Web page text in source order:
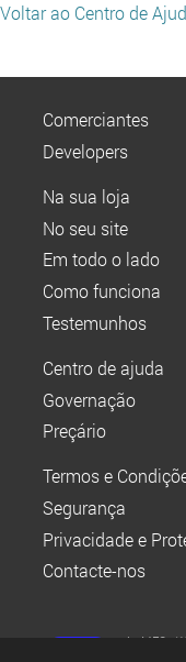
Voltar ao Centro de
Comerciantes
Developers
Na sua loja
No seu site
Em todo o lado
Como funciona
Testemunhos
Centro de ajuda
Governação
Preçário
Termos e
Segurança
Privacidade e
Contacte-nos
A MEO